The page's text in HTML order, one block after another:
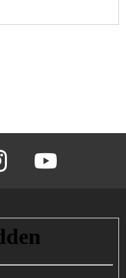
instagram